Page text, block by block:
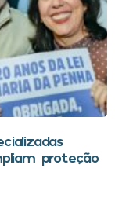
proteção